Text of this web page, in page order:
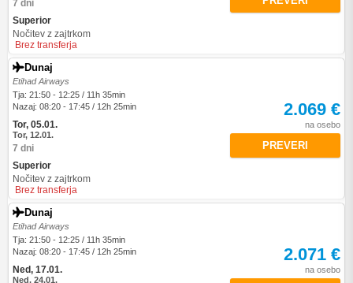
7 dni
Superior
Nočitev z zajtrkom
Brez transferja
Dunaj
Etihad Airways
Tja: 21:50 - 12:25 / 11h 35min
Nazaj: 08:20 - 17:45 / 12h 25min
Tor, 05.01.
Tor, 12.01.
7 dni
Superior
Nočitev z zajtrkom
Brez transferja
2.069 €
na osebo
PREVERI
Dunaj
Etihad Airways
Tja: 21:50 - 12:25 / 11h 35min
Nazaj: 08:20 - 17:45 / 12h 25min
Ned, 17.01.
Ned, 24.01.
2.071 €
na osebo